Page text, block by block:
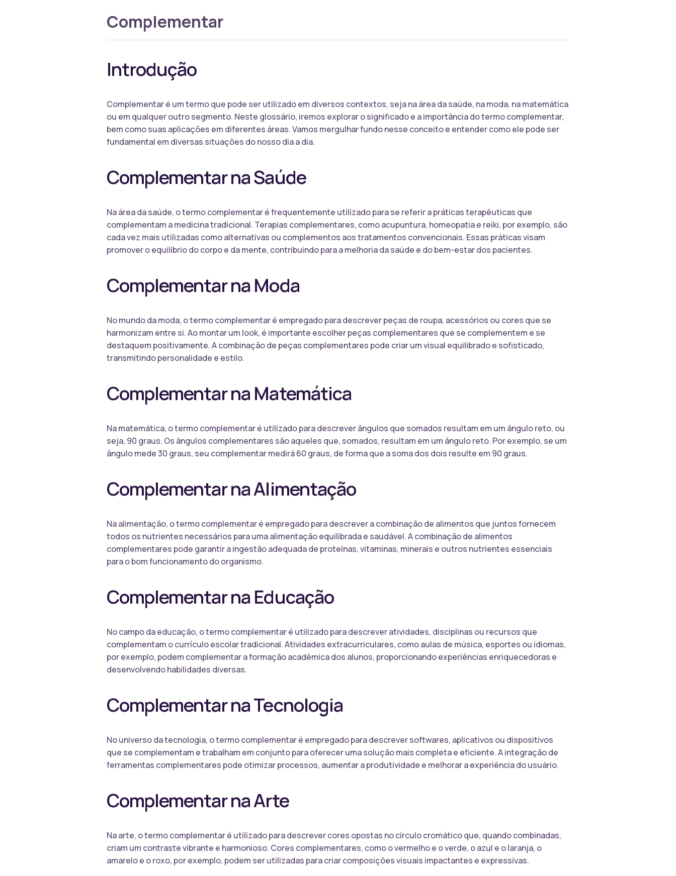
Complementar
Introdução
Complementar é um termo que pode ser utilizado em diversos contextos, seja na área da saúde, na moda, na matemática
ou em qualquer outro segmento. Neste glossário, iremos explorar o significado e a importância do termo complementar,
bem como suas aplicações em diferentes áreas. Vamos mergulhar fundo nesse conceito e entender como ele pode ser
fundamental em diversas situações do nosso dia a dia.
Complementar na Saúde
Na área da saúde, o termo complementar é frequentemente utilizado para se referir a práticas terapêuticas que
complementam a medicina tradicional. Terapias complementares, como acupuntura, homeopatia e reiki, por exemplo, são
cada vez mais utilizadas como alternativas ou complementos aos tratamentos convencionais. Essas práticas visam
promover o equilíbrio do corpo e da mente, contribuindo para a melhoria da saúde e do bem-estar dos pacientes.
Complementar na Moda
No mundo da moda, o termo complementar é empregado para descrever peças de roupa, acessórios ou cores que se
harmonizam entre si. Ao montar um look, é importante escolher peças complementares que se complementem e se
destaquem positivamente. A combinação de peças complementares pode criar um visual equilibrado e sofisticado,
transmitindo personalidade e estilo.
Complementar na Matemática
Na matemática, o termo complementar é utilizado para descrever ângulos que somados resultam em um ângulo reto, ou
seja, 90 graus. Os ângulos complementares são aqueles que, somados, resultam em um ângulo reto. Por exemplo, se um
ângulo mede 30 graus, seu complementar medirá 60 graus, de forma que a soma dos dois resulte em 90 graus.
Complementar na Alimentação
Na alimentação, o termo complementar é empregado para descrever a combinação de alimentos que juntos fornecem
todos os nutrientes necessários para uma alimentação equilibrada e saudável. A combinação de alimentos
complementares pode garantir a ingestão adequada de proteínas, vitaminas, minerais e outros nutrientes essenciais
para o bom funcionamento do organismo.
Complementar na Educação
No campo da educação, o termo complementar é utilizado para descrever atividades, disciplinas ou recursos que
complementam o currículo escolar tradicional. Atividades extracurriculares, como aulas de música, esportes ou idiomas,
por exemplo, podem complementar a formação acadêmica dos alunos, proporcionando experiências enriquecedoras e
desenvolvendo habilidades diversas.
Complementar na Tecnologia
No universo da tecnologia, o termo complementar é empregado para descrever softwares, aplicativos ou dispositivos
que se complementam e trabalham em conjunto para oferecer uma solução mais completa e eficiente. A integração de
ferramentas complementares pode otimizar processos, aumentar a produtividade e melhorar a experiência do usuário.
Complementar na Arte
Na arte, o termo complementar é utilizado para descrever cores opostas no círculo cromático que, quando combinadas,
criam um contraste vibrante e harmonioso. Cores complementares, como o vermelho e o verde, o azul e o laranja, o
amarelo e o roxo, por exemplo, podem ser utilizadas para criar composições visuais impactantes e expressivas.